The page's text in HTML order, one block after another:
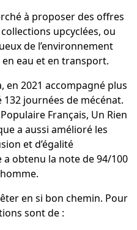
à proposer des offres
upcyclées, ou
de l’environnement
eau et en transport.
en 2021 accompagné plus
journées de mécénat.
Français, Un Rien
a aussi amélioré les
et d’égalité
obtenu la note de 94/100
en si bon chemin. Pour
sont de :